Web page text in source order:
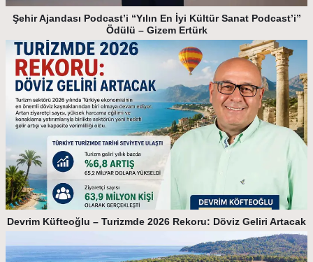
Şehir Ajandası Podcast’i “Yılın En İyi Kültür Sanat Podcast’i”
Ödülü – Gizem Ertürk
Devrim Küfteoğlu – Turizmde 2026 Rekoru: Döviz Geliri Artacak